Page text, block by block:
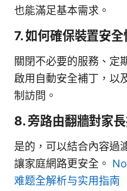
也能滿足基本需求。
7. 如何確保裝置安全
關閉不必要的服務、定
啟用自動安全補丁，以
制訪問。
8. 旁路由翻牆對家
是的，可以結合內容過
讓家庭網路更安全。
难题全解析与实用指南